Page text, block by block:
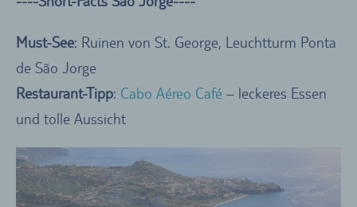
Must-See: Ruinen von St. George, Leuchtturm Ponta
de São Jorge
Restaurant-Tipp: Cabo Aéreo Café – leckeres Essen
und tolle Aussicht